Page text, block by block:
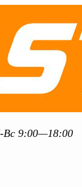
9:00—18:00